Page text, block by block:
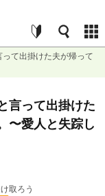
って出掛けた夫が帰って
言って出掛けた
〜愛人と失踪し
取ろう